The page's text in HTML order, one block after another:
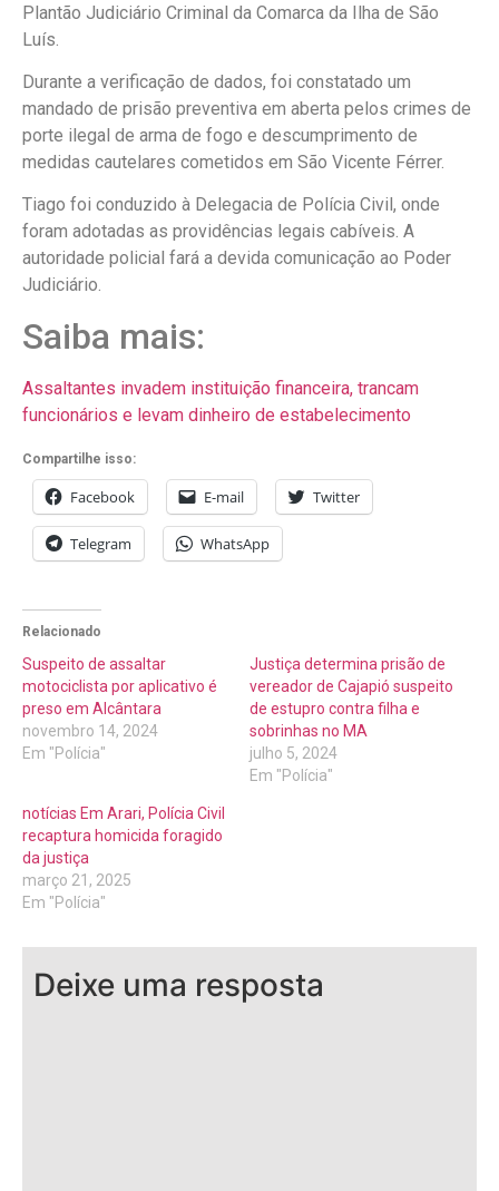
Plantão Judiciário Criminal da Comarca da Ilha de São
Luís.
Durante a verificação de dados, foi constatado um
mandado de prisão preventiva em aberta pelos crimes de
porte ilegal de arma de fogo e descumprimento de
medidas cautelares cometidos em São Vicente Férrer.
Tiago foi conduzido à Delegacia de Polícia Civil, onde
foram adotadas as providências legais cabíveis. A
autoridade policial fará a devida comunicação ao Poder
Judiciário.
Saiba mais:
Assaltantes invadem instituição financeira, trancam
funcionários e levam dinheiro de estabelecimento
Compartilhe isso:
Facebook E-mail Twitter
Telegram WhatsApp
Relacionado
Suspeito de assaltar
motociclista por aplicativo é
preso em Alcântara
novembro 14, 2024
Em "Polícia"
Justiça determina prisão de
vereador de Cajapió suspeito
de estupro contra filha e
sobrinhas no MA
julho 5, 2024
Em "Polícia"
notícias Em Arari, Polícia Civil
recaptura homicida foragido
da justiça
março 21, 2025
Em "Polícia"
Deixe uma resposta